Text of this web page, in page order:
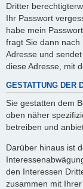
Dritter
Ihr Passwort
habe mein
fragt Sie dann
Adresse und
diese Adresse, mit
GESTATTUNG DER
Sie gestatten dem
oben näher
betreiben und
Darüber hinaus ist
den Interessen
zusammen mit